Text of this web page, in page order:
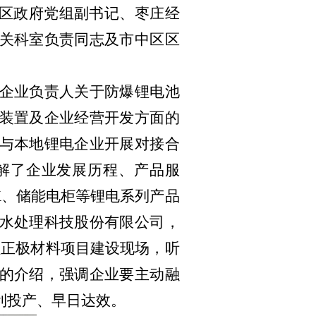
政府党组副书记、枣庄经
科室负责同志及市中区区
业负责人关于防爆锂电池
置及企业经营开发方面的
本地锂电企业开展对接合
了企业发展历程、产品服
、储能电柜等锂电系列产品
处理科技股份有限公司，
极材料项目建设现场，听
介绍，强调企业要主动融
产、早日达效。